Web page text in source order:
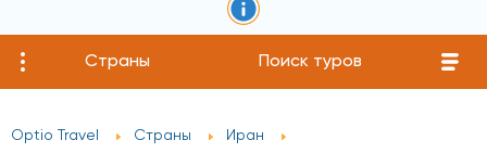
Страны Поиск туров
Optio Travel Страны Иран